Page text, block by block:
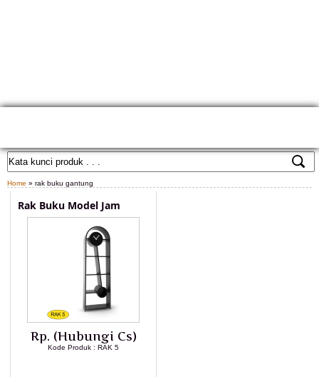
Home » rak buku gantung
Rak Buku Model Jam
Rp. (Hubungi Cs)
Kode Produk : RAK 5